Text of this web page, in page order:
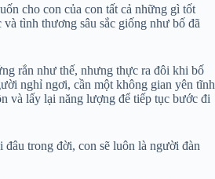
cho con của con tất cả những gì tốt
tình thương sâu sắc giống như bố đã
rắn như thế, nhưng thực ra đôi khi bố
nghỉ ngơi, cần một không gian yên tĩnh
và lấy lại năng lượng để tiếp tục bước đi
đâu trong đời, con sẽ luôn là người đàn